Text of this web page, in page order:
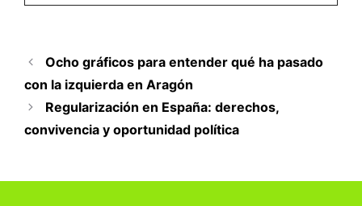
Ocho gráficos para entender qué ha pasado
con la izquierda en Aragón
Regularización en España: derechos,
convivencia y oportunidad política